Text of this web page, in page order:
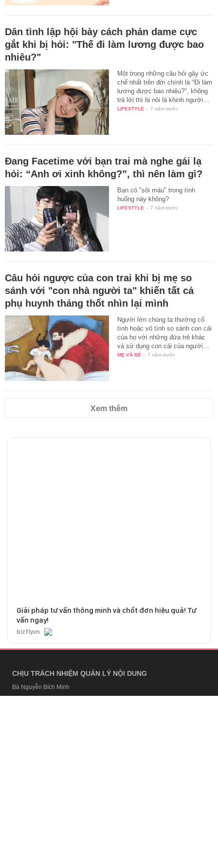
Dân tình lập hội bày cách phản dame cực
gắt khi bị hỏi: "Thế đi làm lương được bao
nhiêu?"
Một trong những câu hỏi gây ức
chế nhất trên đời chính là "Đi làm
lương được bao nhiêu?", không
trả lời thì bị nói là khinh người…
LIFESTYLE - 7 năm trước
Đang Facetime với bạn trai mà nghe gái lạ
hỏi: “Anh ơi xinh không?”, thì nên làm gì?
Bạn có "sôi máu" trong tình
huống này không?
LIFESTYLE - 7 năm trước
Câu hỏi ngược của con trai khi bị mẹ so
sánh với "con nhà người ta" khiến tất cả
phụ huynh thảng thốt nhìn lại mình
Người lớn chúng ta thường cố
tình hoặc vô tình so sánh con cái
của họ với những đứa trẻ khác
và sử dụng con cái của người…
MẸ VÀ BÉ - 7 năm trước
Xem thêm
Giải pháp tư vấn thông minh và chốt đơn hiệu quả! Tư
vấn ngay!
bizfly.vn
CHỊU TRÁCH NHIỆM QUẢN LÝ NỘI DUNG
Bà Nguyễn Bích Minh